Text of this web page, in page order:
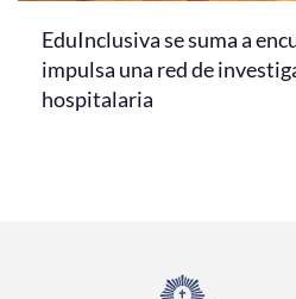
EduInclusiva se suma a
impulsa una red de
hospitalaria